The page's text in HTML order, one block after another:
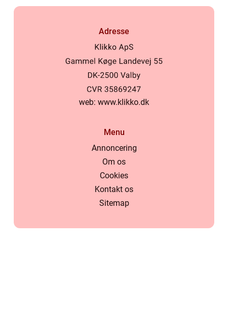
Adresse
web: www.klikko.dk
Menu
Annoncering
Om os
Cookies
Kontakt os
Sitemap